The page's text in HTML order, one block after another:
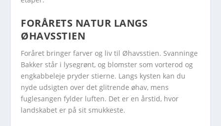
FORÅRETS NATUR LANGS
ØHAVSSTIEN
Foråret bringer farver og liv til Øhavsstien. Svanninge
Bakker står i lysegrønt, og blomster som vorterod og
engkabbeleje pryder stierne. Langs kysten kan du
nyde udsigten over det glitrende øhav, mens
fuglesangen fylder luften. Det er en årstid, hvor
landskabet er på sit smukkeste.